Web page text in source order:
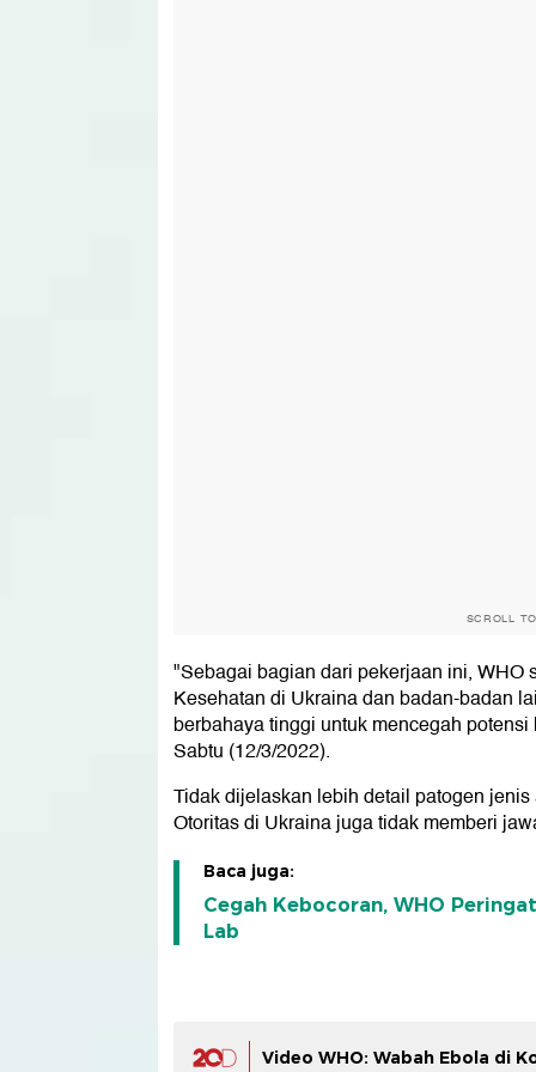
SCROLL
"Sebagai bagian dari pekerjaan ini, WHO
Kesehatan di Ukraina dan badan-badan
berbahaya tinggi untuk mencegah
Sabtu (12/3/2022).
Tidak dijelaskan lebih detail patogen
Otoritas di Ukraina juga tidak memberi
Baca juga:
Cegah Kebocoran, WHO
Lab
Video WHO: Wabah Ebola di